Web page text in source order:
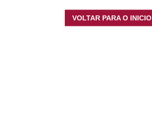
VOLTAR PARA O INICIO